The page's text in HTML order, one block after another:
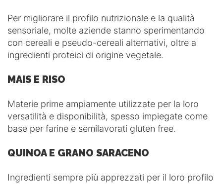
Per migliorare il profilo nutrizionale e la qualità
sensoriale, molte aziende stanno sperimentando
con cereali e pseudo-cereali alternativi, oltre a
ingredienti proteici di origine vegetale.
MAIS E RISO
Materie prime ampiamente utilizzate per la loro
versatilità e disponibilità, spesso impiegate come
base per farine e semilavorati gluten free.
QUINOA E GRANO SARACENO
Ingredienti sempre più apprezzati per il loro profilo